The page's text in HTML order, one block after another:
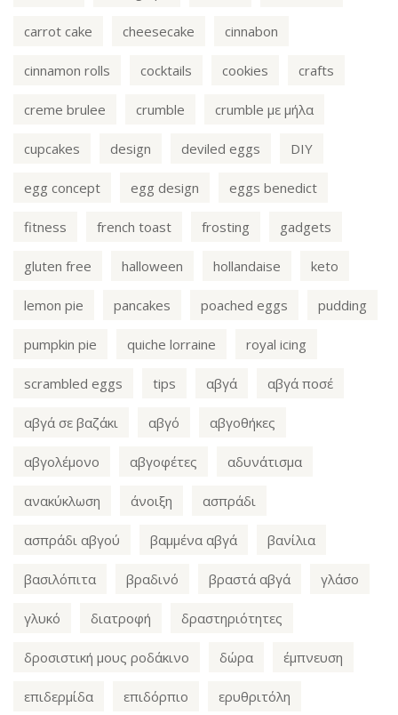
carrot cake cheesecake cinnabon
cinnamon rolls cocktails cookies crafts
creme brulee crumble crumble με μήλα
cupcakes design deviled eggs DIY
egg concept egg design eggs benedict
fitness french toast frosting gadgets
gluten free halloween hollandaise keto
lemon pie pancakes poached eggs pudding
pumpkin pie quiche lorraine royal icing
scrambled eggs tips αβγά αβγά ποσέ
αβγά σε βαζάκι αβγό αβγοθήκες
αβγολέμονο αβγοφέτες αδυνάτισμα
ανακύκλωση άνοιξη ασπράδι
ασπράδι αβγού βαμμένα αβγά βανίλια
βασιλόπιτα βραδινό βραστά αβγά γλάσο
γλυκό διατροφή δραστηριότητες
δροσιστική μους ροδάκινο δώρα έμπνευση
επιδερμίδα επιδόρπιο ερυθριτόλη